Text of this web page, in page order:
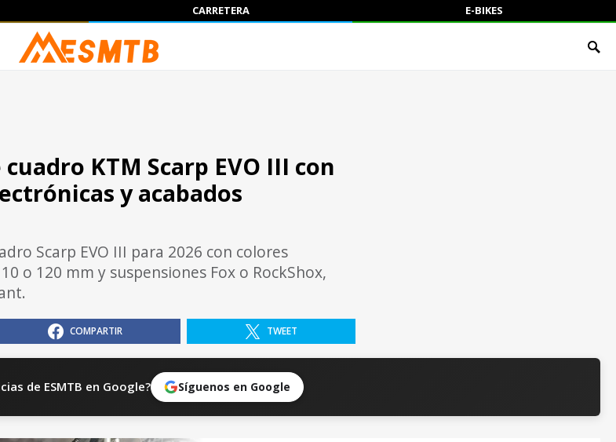
CARRETERA E-BIKES
KTM Scarp EVO III con
y acabados
Scarp EVO III para 2026 con colores
o 120 mm y suspensiones Fox o RockShox,
COMPARTIR TWEET
de ESMTB en Google? Síguenos en Google